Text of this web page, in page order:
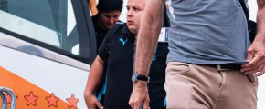
19. Anderson Santamaría
20. Gabriel Costa
21. Paolo Guerrero
22.Gianluca Lapadula
23. Raúl Ruidíaz